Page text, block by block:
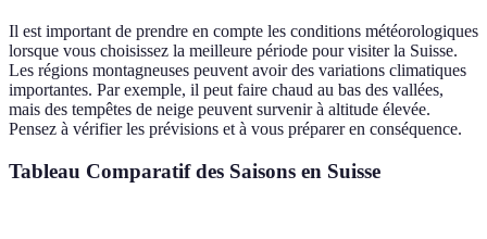
Il est important de prendre en compte les conditions météorologiques
lorsque vous choisissez la meilleure période pour visiter la Suisse.
Les régions montagneuses peuvent avoir des variations climatiques
importantes. Par exemple, il peut faire chaud au bas des vallées,
mais des tempêtes de neige peuvent survenir à altitude élevée.
Pensez à vérifier les prévisions et à vous préparer en conséquence.
Tableau Comparatif des Saisons en Suisse